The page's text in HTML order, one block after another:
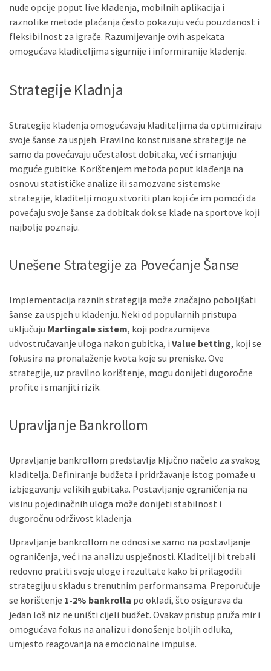
nude opcije poput live klađenja, mobilnih aplikacija i
raznolike metode plaćanja često pokazuju veću pouzdanost i
fleksibilnost za igrače. Razumijevanje ovih aspekata
omogućava kladiteljima sigurnije i informiranije klađenje.
Strategije Kladnja
Strategije klađenja omogućavaju kladiteljima da optimiziraju
svoje šanse za uspjeh. Pravilno konstruisane strategije ne
samo da povećavaju učestalost dobitaka, već i smanjuju
moguće gubitke. Korištenjem metoda poput klađenja na
osnovu statističke analize ili samozvane sistemske
strategije, kladitelji mogu stvoriti plan koji će im pomoći da
povećaju svoje šanse za dobitak dok se klade na sportove koji
najbolje poznaju.
Unešene Strategije za Povećanje Šanse
Implementacija raznih strategija može značajno poboljšati
šanse za uspjeh u klađenju. Neki od popularnih pristupa
uključuju Martingale sistem, koji podrazumijeva
udvostručavanje uloga nakon gubitka, i Value betting, koji se
fokusira na pronalaženje kvota koje su preniske. Ove
strategije, uz pravilno korištenje, mogu donijeti dugoročne
profite i smanjiti rizik.
Upravljanje Bankrollom
Upravljanje bankrollom predstavlja ključno načelo za svakog
kladitelja. Definiranje budžeta i pridržavanje istog pomaže u
izbjegavanju velikih gubitaka. Postavljanje ograničenja na
visinu pojedinačnih uloga može donijeti stabilnost i
dugoročnu održivost klađenja.
Upravljanje bankrollom ne odnosi se samo na postavljanje
ograničenja, već i na analizu uspješnosti. Kladitelji bi trebali
redovno pratiti svoje uloge i rezultate kako bi prilagodili
strategiju u skladu s trenutnim performansama. Preporučuje
se korištenje 1-2% bankrolla po okladi, što osigurava da
jedan loš niz ne uništi cijeli budžet. Ovakav pristup pruža mir i
omogućava fokus na analizu i donošenje boljih odluka,
umjesto reagovanja na emocionalne impulse.